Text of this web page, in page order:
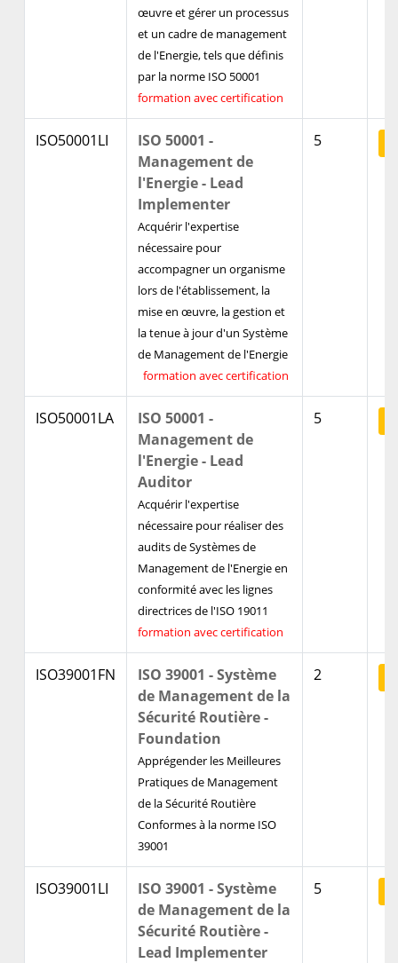
œuvre et gérer un processus
et un cadre de management
de l'Energie, tels que définis
par la norme ISO 50001
formation avec certification
ISO50001LI
ISO 50001 -
Management de
l'Energie - Lead
Implementer
Acquérir l'expertise
nécessaire pour
accompagner un organisme
lors de l'établissement, la
mise en œuvre, la gestion et
la tenue à jour d'un Système
de Management de l'Energie
formation avec certification
5
ISO50001LA
ISO 50001 -
Management de
l'Energie - Lead
Auditor
Acquérir l'expertise
nécessaire pour réaliser des
audits de Systèmes de
Management de l'Energie en
conformité avec les lignes
directrices de l'ISO 19011
formation avec certification
5
ISO39001FN
ISO 39001 - Système
de Management de la
Sécurité Routière -
Foundation
Apprégender les Meilleures
Pratiques de Management
de la Sécurité Routière
Conformes à la norme ISO
39001
2
ISO39001LI
ISO 39001 - Système
de Management de la
Sécurité Routière -
Lead Implementer
5